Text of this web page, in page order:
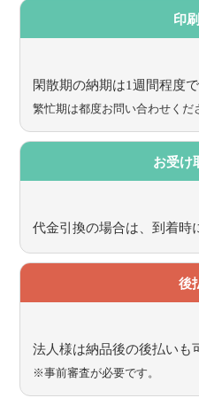
印刷
閑散期の納期は1週間程度で
繁忙期は都度お問い合わせくだ
お受け
代金引換の場合は、到着時
後
法人様は納品後の後払いも
※事前審査が必要です。